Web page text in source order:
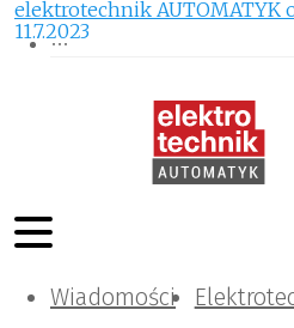
Wiadomości
Komunikacja i IT
Kontrola
Tematy specjalne
elektrotechnik AUTOMATYK
11.7.2023